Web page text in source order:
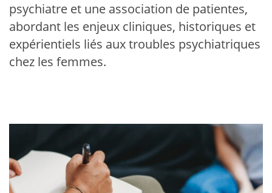
psychiatre et une association de patientes,
abordant les enjeux cliniques, historiques et
expérientiels liés aux troubles psychiatriques
chez les femmes.